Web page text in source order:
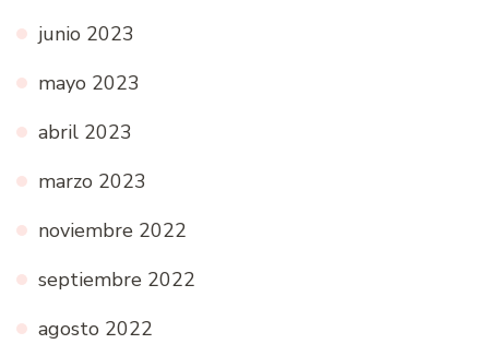
junio 2023
mayo 2023
abril 2023
marzo 2023
noviembre 2022
septiembre 2022
agosto 2022